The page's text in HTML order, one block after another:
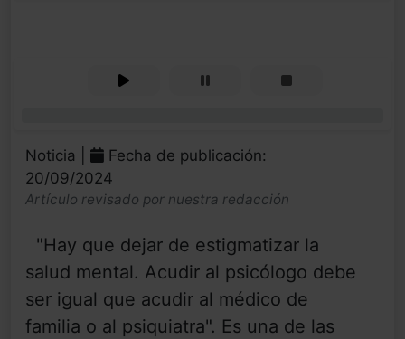
Noticia |
Fecha de publicación:
20/09/2024
Artículo revisado por nuestra redacción
"Hay que dejar de estigmatizar la
salud mental. Acudir al psicólogo debe
ser igual que acudir al médico de
familia o al psiquiatra". Es una de las